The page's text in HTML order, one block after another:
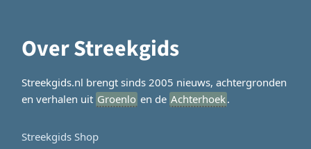
Over Streekgids
Streekgids.nl brengt sinds 2005 nieuws, achtergronden
en verhalen uit Groenlo en de Achterhoek.
Streekgids Shop